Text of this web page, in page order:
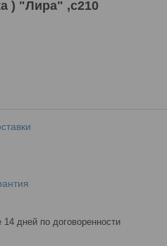
) "Лира" ,с210
14 дней по договоренности